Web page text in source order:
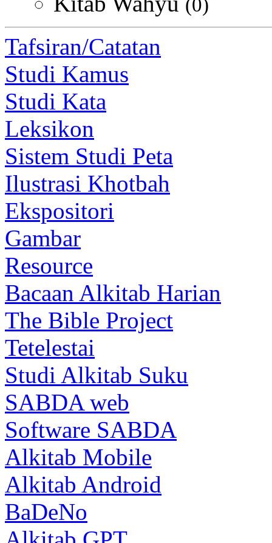
(0)
Tafsiran/Catatan
Studi Kamus
Studi Kata
Leksikon
Sistem Studi Peta
Ilustrasi Khotbah
Ekspositori
Gambar
Resource
Bacaan Alkitab Harian
The Bible Project
Tetelestai
Studi Alkitab Suku
SABDA web
Software SABDA
Alkitab Mobile
Alkitab Android
BaDeNo